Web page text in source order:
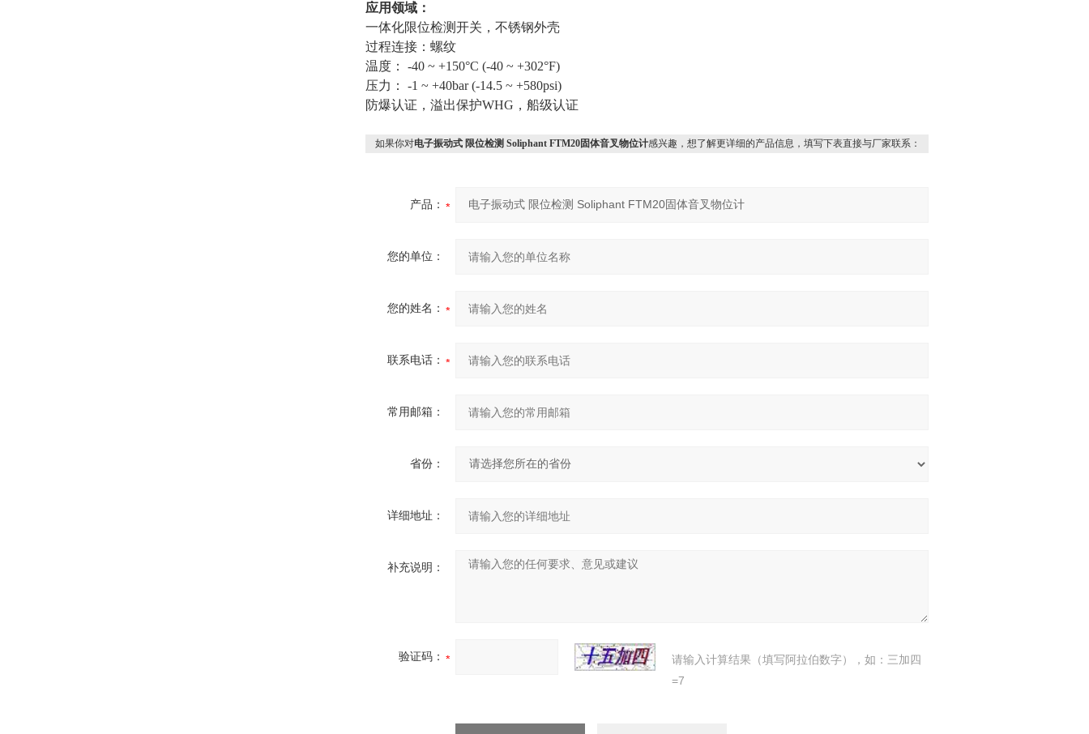
应用领域 ：
一体化限位检测开关，不锈钢外壳
过程连接：螺纹
温度： -40 ~ +150°C (-40 ~ +302°F)
压力： -1 ~ +40bar (-14.5 ~ +580psi)
防爆认证，溢出保护WHG，船级认证
如果你对电子振动式 限位检测 Soliphant FTM20固体音叉物位计感兴趣，想了解更详细的产品信息，填写下表直接与厂家联系：
产品：
您的单位：
您的姓名：
联系电话：
常用邮箱：
省份：
详细地址：
补充说明：
验证码：
请输入计算结果（填写阿拉伯数字），如：三加四
=7